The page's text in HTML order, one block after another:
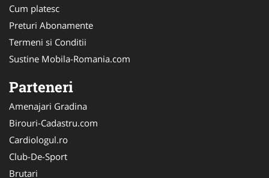
Cum platesc
Preturi Abonamente
Termeni si Conditii
Sustine Mobila-Romania.com
Parteneri
Amenajari Gradina
Birouri-Cadastru.com
Cardiologul.ro
Club-De-Sport
Brutari